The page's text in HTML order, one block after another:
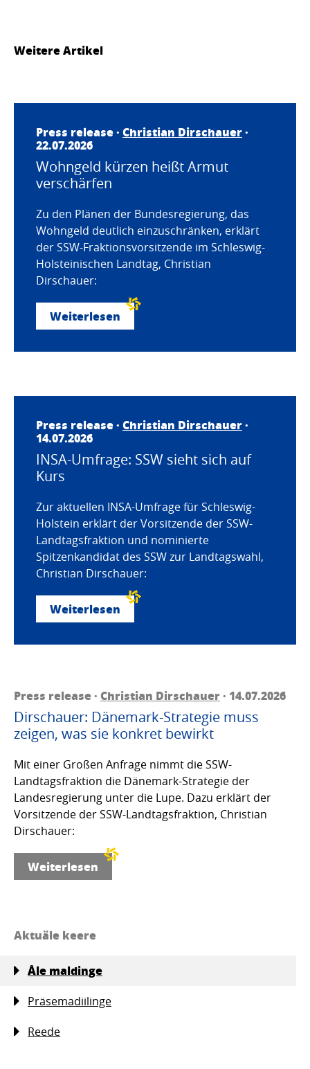
Weitere Artikel
Press release · Christian Dirschauer·
22.07.2026
Wohngeld kürzen heißt Armut
verschärfen
Zu den Plänen der Bundesregierung, das
Wohngeld deutlich einzuschränken, erklärt
der SSW-Fraktionsvorsitzende im Schleswig-
Holsteinischen Landtag, Christian
Dirschauer:
Weiterlesen
Press release · Christian Dirschauer·
14.07.2026
INSA-Umfrage: SSW sieht sich auf
Kurs
Zur aktuellen INSA-Umfrage für Schleswig-
Holstein erklärt der Vorsitzende der SSW-
Landtagsfraktion und nominierte
Spitzenkandidat des SSW zur Landtagswahl,
Christian Dirschauer:
Weiterlesen
Press release · Christian Dirschauer· 14.07.2026
Dirschauer: Dänemark-Strategie muss
zeigen, was sie konkret bewirkt
Mit einer Großen Anfrage nimmt die SSW-
Landtagsfraktion die Dänemark-Strategie der
Landesregierung unter die Lupe. Dazu erklärt der
Vorsitzende der SSW-Landtagsfraktion, Christian
Dirschauer:
Weiterlesen
Aktuäle keere
Åle maldinge
Präsemadiilinge
Reede